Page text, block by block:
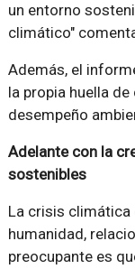
un entorno
climático"
Además, el
la propia huella
desempeño
Adelante con la
sostenibles
La crisis climática
humanidad,
preocupante es